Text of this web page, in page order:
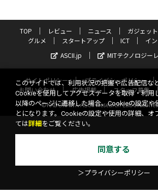
TOP レビュー ニュース ガジェット
グルメ
スタートアップ ICT
イ
ASCII.jp
MITテクノロジー
サイトポリシー プライバシーポリシー
お問い合わせ
広告掲載 スタッフ募集
©KADOKAWA ASCII Research
このサイトでは、利用状況の把握や広告配信な
Cookieを使用してアクセスデータを取得・利用
以降のページに遷移した場合、Cookieの設定や
とになります。Cookieの設定や使用の詳細、オ
ては詳細 をご覧ください。
同意する
＞プライバシーポリシー